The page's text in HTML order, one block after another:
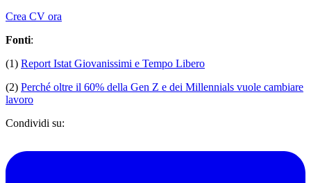
Crea CV ora
Fonti:
(1) Report Istat Giovanissimi e Tempo Libero
(2) Perché oltre il 60% della Gen Z e dei Millennials vuole cambiare
lavoro
Condividi su: